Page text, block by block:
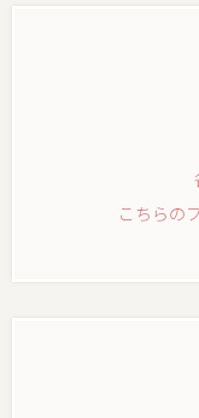
こちらの